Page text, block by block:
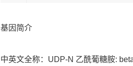
基因简介
中英文全称：UDP-N 乙酰葡糖胺: